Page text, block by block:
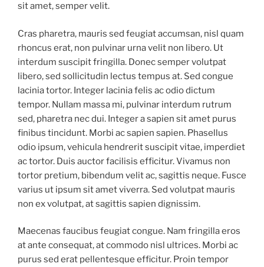
sit amet, semper velit.
Cras pharetra, mauris sed feugiat accumsan, nisl quam
rhoncus erat, non pulvinar urna velit non libero. Ut
interdum suscipit fringilla. Donec semper volutpat
libero, sed sollicitudin lectus tempus at. Sed congue
lacinia tortor. Integer lacinia felis ac odio dictum
tempor. Nullam massa mi, pulvinar interdum rutrum
sed, pharetra nec dui. Integer a sapien sit amet purus
finibus tincidunt. Morbi ac sapien sapien. Phasellus
odio ipsum, vehicula hendrerit suscipit vitae, imperdiet
ac tortor. Duis auctor facilisis efficitur. Vivamus non
tortor pretium, bibendum velit ac, sagittis neque. Fusce
varius ut ipsum sit amet viverra. Sed volutpat mauris
non ex volutpat, at sagittis sapien dignissim.
Maecenas faucibus feugiat congue. Nam fringilla eros
at ante consequat, at commodo nisl ultrices. Morbi ac
purus sed erat pellentesque efficitur. Proin tempor